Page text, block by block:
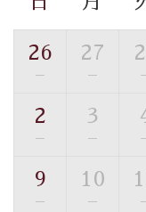
【温泉】
の効果が高い、極
■お座敷風呂（大浴
温泉の成分に合わ
用。 足元が柔らか
す。
※男性大浴場まで
26
—
27
—
2
—
3
—
9
—
10
—